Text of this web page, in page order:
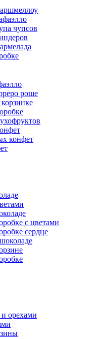
чупсов
роше
конфет
с цветами
сердце
орехами